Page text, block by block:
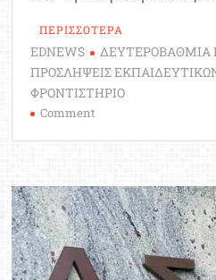
ΠΕΡΙΣΣΟΤΕΡΑ
EDNEWS
ΔΕΥΤΕΡΟΒΑΘΜΙΑ
ΠΡΟΣΛΗΨΕΙΣ
ΦΡΟΝΤΙΣΤΗΡΙΟ
Comment
Δ.E.
στο
Ψηφιακό
Φροντιστήριο